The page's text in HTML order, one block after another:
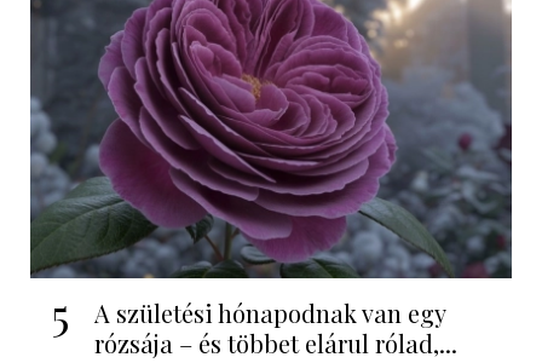
5
A születési hónapodnak van egy
rózsája – és többet elárul rólad,...